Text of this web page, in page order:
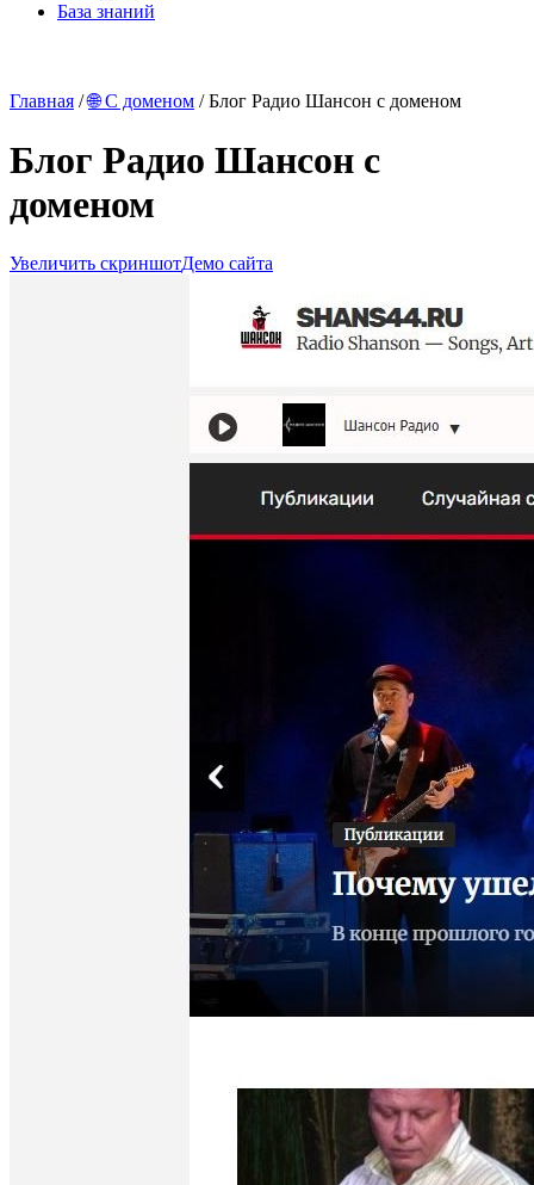
База знаний
Главная /🌐 С доменом / Блог Радио Шансон с доменом
Блог Радио Шансон с
доменом
Увеличить скриншотДемо сайта